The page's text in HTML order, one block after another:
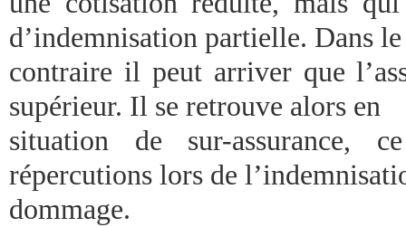
d’indemnisation partielle. Dans le
contraire il peut arriver que
supérieur. Il se retrouve alors en
situation de sur-assurance,
répercutions lors de
dommage.